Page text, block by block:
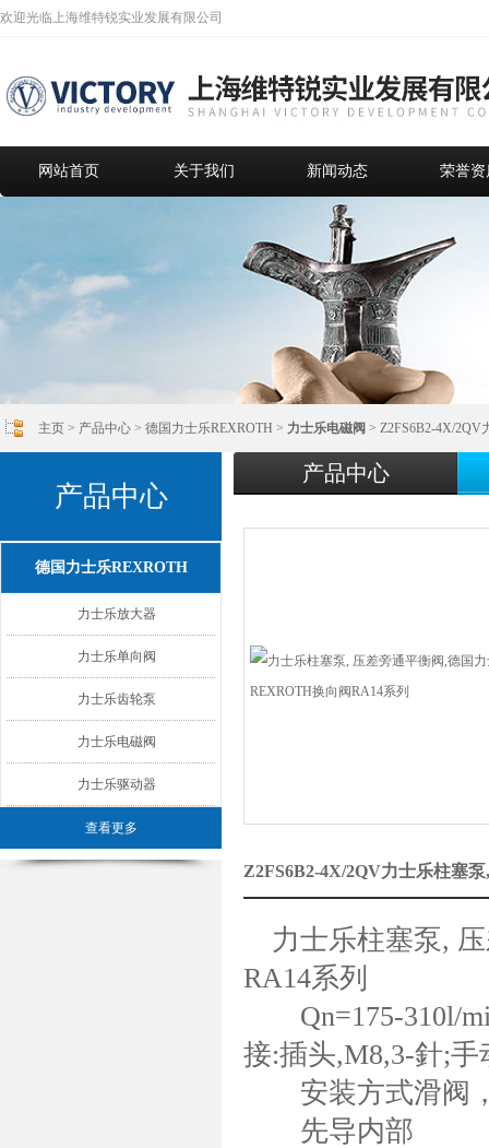
欢迎光临上海维特锐实业发展有限公司
网站首页 关于我们 新闻动态 荣誉资
主页 > 产品中心 > 德国力士乐REXROTH > 力士乐电磁阀 > Z2FS6B2-4X/2QV
产品中心
德国力士乐REXROTH
力士乐放大器
力士乐单向阀
力士乐齿轮泵
力士乐电磁阀
力士乐驱动器
查看更多
产品中心
Z2FS6B2-4X/2QV力士乐柱塞
力士乐柱塞泵, 压
RA14系列
Qn=175-310l/
接:插头,M8,3-針;
安装方式滑阀
先导内部